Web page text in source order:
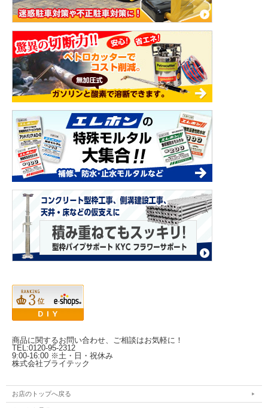
商品に関するお問い合わせ、ご相談はお気軽に！
TEL:0120-95-2312
9:00-16:00 ※土・日・祝休み
株式会社ブライテック
お店のトップへ戻る